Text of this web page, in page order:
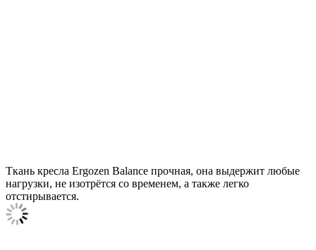
Ткань кресла Ergozen Balance прочная, она выдержит любые
нагрузки, не изотрётся со временем, а также легко
отстирывается.